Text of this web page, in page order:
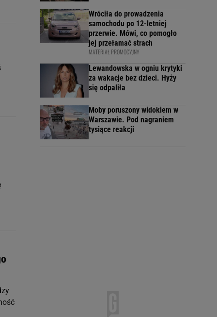
Wróciła do prowadzenia
samochodu po 12-letniej
przerwie. Mówi, co pomogło
jej przełamać strach
MATERIAŁ PROMOCYJNY
Lewandowska w ogniu krytyki
za wakacje bez dzieci. Hyży
się odpaliła
Moby poruszony widokiem w
Warszawie. Pod nagraniem
tysiące reakcji